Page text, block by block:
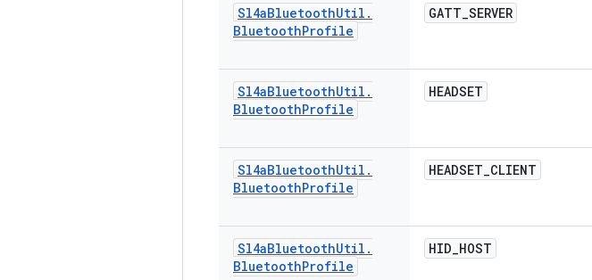
Sl4aBluetoothUtil .
BluetoothProfile
GATT_SERVER
Sl4aBluetoothUtil .
BluetoothProfile
HEADSET
Sl4aBluetoothUtil .
BluetoothProfile
HEADSET_CLIENT
Sl4aBluetoothUtil .
BluetoothProfile
HID_HOST